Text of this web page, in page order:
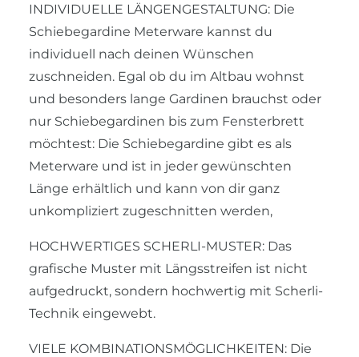
INDIVIDUELLE LÄNGENGESTALTUNG: Die
Schiebegardine Meterware kannst du
individuell nach deinen Wünschen
zuschneiden. Egal ob du im Altbau wohnst
und besonders lange Gardinen brauchst oder
nur Schiebegardinen bis zum Fensterbrett
möchtest: Die Schiebegardine gibt es als
Meterware und ist in jeder gewünschten
Länge erhältlich und kann von dir ganz
unkompliziert zugeschnitten werden,
HOCHWERTIGES SCHERLI-MUSTER: Das
grafische Muster mit Längsstreifen ist nicht
aufgedruckt, sondern hochwertig mit Scherli-
Technik eingewebt.
VIELE KOMBINATIONSMÖGLICHKEITEN: Die